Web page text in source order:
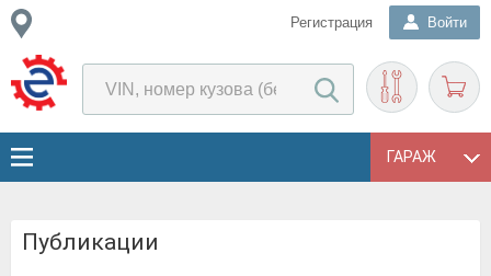
Регистрация Войти
ГАРАЖ
Публикации